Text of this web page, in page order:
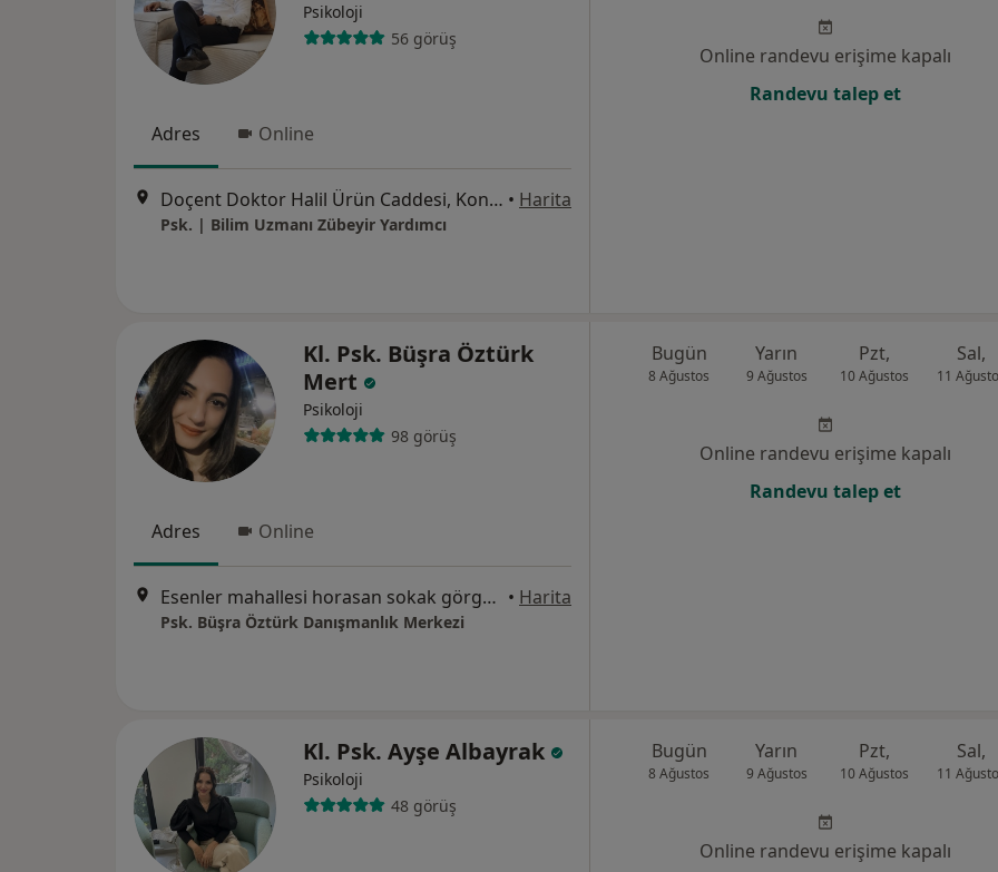
Psikoloji
56 görüş
Adres Online
Doçent Doktor Halil Ürün Caddesi, Konya • Harita
Psk. | Bilim Uzmanı Zübeyir Yardımcı
Online randevu erişime kapalı
Randevu talep et
Kl. Psk. Büşra Öztürk
Mert
Psikoloji
98 görüş
Adres Online
Esenler mahallesi horasan sokak görgülü center A blok No:4-19 selçuklu konya, Konya • Harita
Psk. Büşra Öztürk Danışmanlık Merkezi
Bugün
8 Ağustos
Yarın
9 Ağustos
Pzt,
10 Ağustos
Sal,
11
Online randevu erişime kapalı
Randevu talep et
Kl. Psk. Ayşe Albayrak
Psikoloji
48 görüş
Bugün
8 Ağustos
Yarın
9 Ağustos
Pzt,
10 Ağustos
Sal,
11
Online randevu erişime kapalı